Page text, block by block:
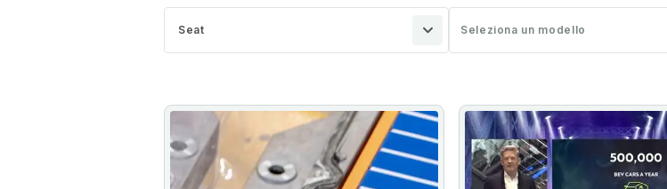
Seat Seleziona un modello